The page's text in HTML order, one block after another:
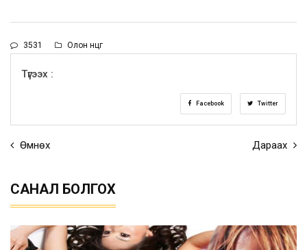
3531 Олон өнцөг
Түгээх :
Facebook Twitter
Өмнөх Дараах
САНАЛ БОЛГОХ